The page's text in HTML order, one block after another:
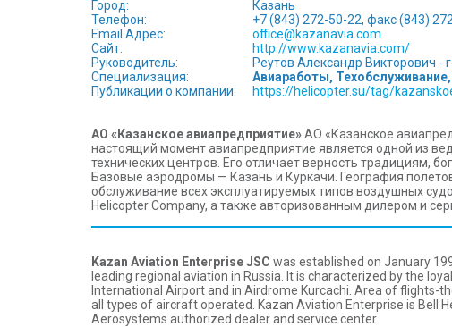
Город:
Казань
Телефон:
+7 (843) 272-50-22, факс (843)
Email Адрес:
office@kazanavia.com
Сайт:
http://www.kazanavia.com/
Руководитель:
Реутов Александр Викторович -
Специализация:
Авиаработы,
Публикации о компании:
https://helicopter.su/tag/
АО «Казанское авиапредприятие»АО «Казанское
настоящий момент авиапредприятие является одной из
технических центров. Его отличает верность традициям,
Базовые аэродромы — Казань и Куркачи. География
обслуживание всех эксплуатируемых типов воздушных
Helicopter Company, а также авторизованным дилером и
Kazan Aviation Enterprise JSC was established on January
leading regional aviation in Russia. It is characterized by the
International Airport and in Airdrome Kurcachi. Area of flights-
all types of aircraft operated. Kazan Aviation Enterprise is Bell
Aerosystems authorized dealer and service center.